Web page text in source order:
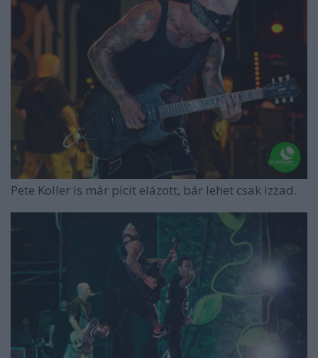
Pete Koller is már picit elázott, bár lehet csak izzad.